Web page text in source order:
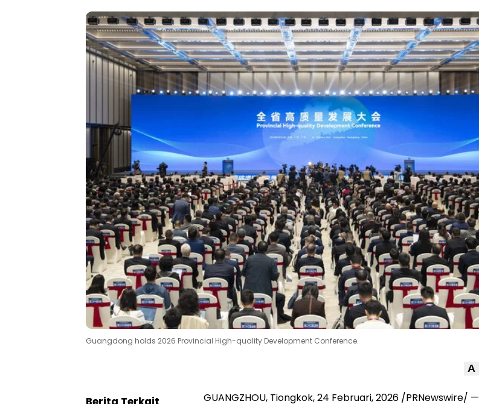
Guangdong holds 2026 Provincial High-quality Development Conference.
A
GUANGZHOU, Tiongkok,24 Februari, 2026 /PRNewswire/ —